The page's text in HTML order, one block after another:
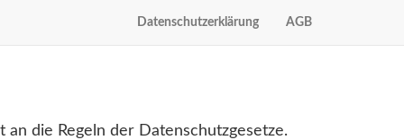
Datenschutzerklärung AGB
die Regeln der Datenschutzgesetze.